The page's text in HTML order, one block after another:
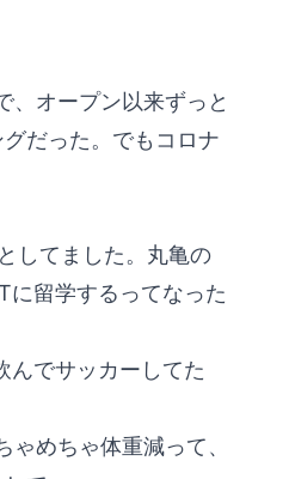
、オープン以来ずっと
だった。でもコロナ
してました。丸亀の
に留学するってなった
んでサッカーしてた
めちゃ体重減って、